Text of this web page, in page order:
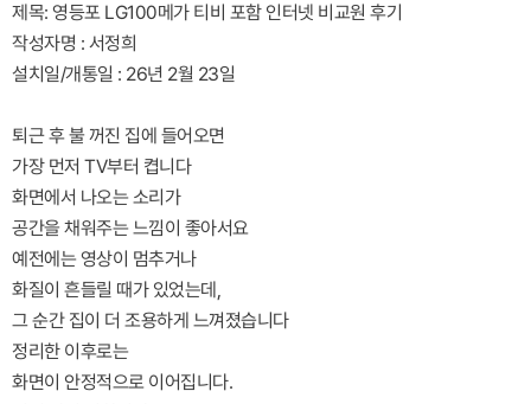
제목: 영등포 LG100메가 티비 포함 인터넷 비교원 후기
작성자명 : 서정희
설치일/개통일 : 26년 2월 23일
퇴근 후 불 꺼진 집에 들어오면
가장 먼저 TV부터 켭니다
화면에서 나오는 소리가
공간을 채워주는 느낌이 좋아서요
예전에는 영상이 멈추거나
화질이 흔들릴 때가 있었는데,
그 순간 집이 더 조용하게 느껴졌습니다
정리한 이후로는
화면이 안정적으로 이어집니다.